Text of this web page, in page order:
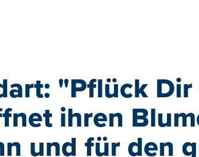
"Pflück
ihren
und für den